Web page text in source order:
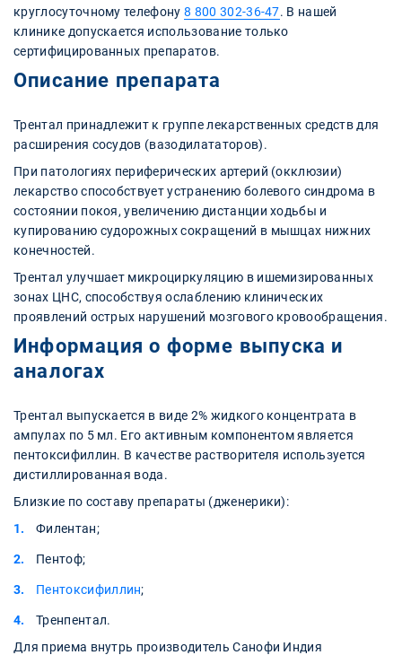
круглосуточному телефону8 800 302-36-47. В нашей
клинике допускается использование только
сертифицированных препаратов.
Описание препарата
Трентал принадлежит к группе лекарственных средств для
расширения сосудов (вазодилататоров).
При патологиях периферических артерий (окклюзии)
лекарство способствует устранению болевого синдрома в
состоянии покоя, увеличению дистанции ходьбы и
купированию судорожных сокращений в мышцах нижних
конечностей.
Трентал улучшает микроциркуляцию в ишемизированных
зонах ЦНС, способствуя ослаблению клинических
проявлений острых нарушений мозгового кровообращения.
Информация о форме выпуска и
аналогах
Трентал выпускается в виде 2% жидкого концентрата в
ампулах по 5 мл. Его активным компонентом является
пентоксифиллин. В качестве растворителя используется
дистиллированная вода.
Близкие по составу препараты (дженерики):
Филентан;
Пентоф;
Пентоксифиллин;
Тренпентал.
Для приема внутрь производитель Санофи Индия